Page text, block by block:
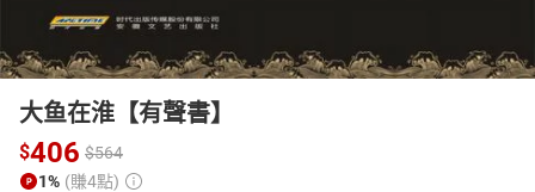
大鱼在淮【有聲書】
$406 $564
1% (賺4點)